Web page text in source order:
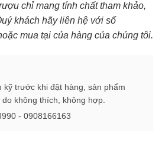
chỉ mang tính chất tham khảo,
khách hãy liên hệ với số
mua tại của hàng của chúng tôi.
kỹ trước khi đặt hàng, sản phẩm
không thích, không hợp.
- 0908166163